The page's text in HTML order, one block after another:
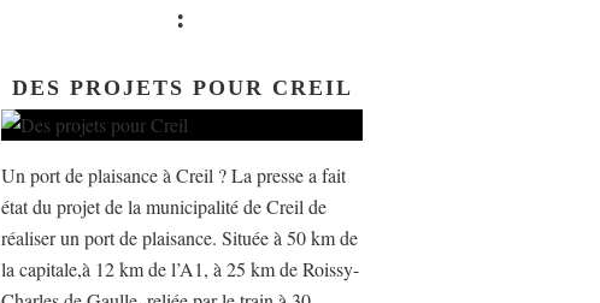
:
DES PROJETS POUR CREIL
Un port de plaisance à Creil ? La presse a fait
état du projet de la municipalité de Creil de
réaliser un port de plaisance. Située à 50 km de
la capitale,à 12 km de l’A1, à 25 km de Roissy-